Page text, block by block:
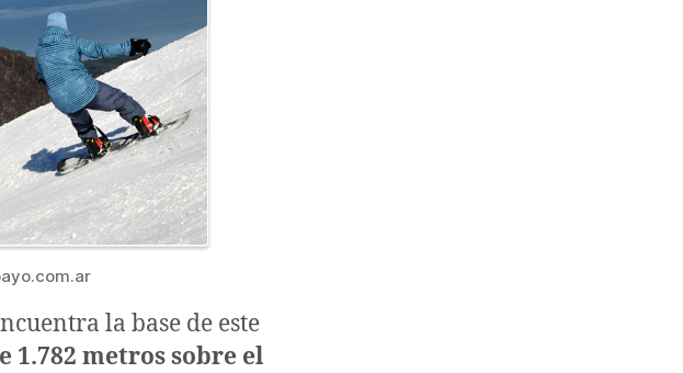
la base de este
1.782 metros sobre el